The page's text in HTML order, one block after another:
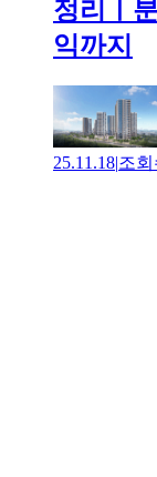
정리ㅣ
익까지
25.11.18|조회